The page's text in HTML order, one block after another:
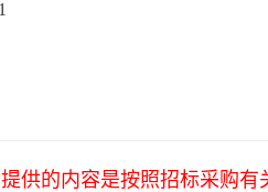
供的内容是按照招标采购